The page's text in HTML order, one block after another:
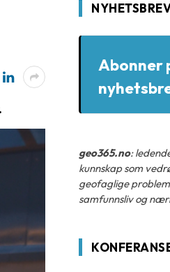
Abonner
geo365.no:
kunnskap som
geofaglige
samfunnsliv og